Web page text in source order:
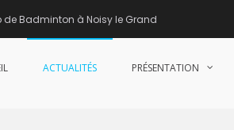
Badminton à Noisy le Grand
ACTUALITÉS PRÉSENTATION